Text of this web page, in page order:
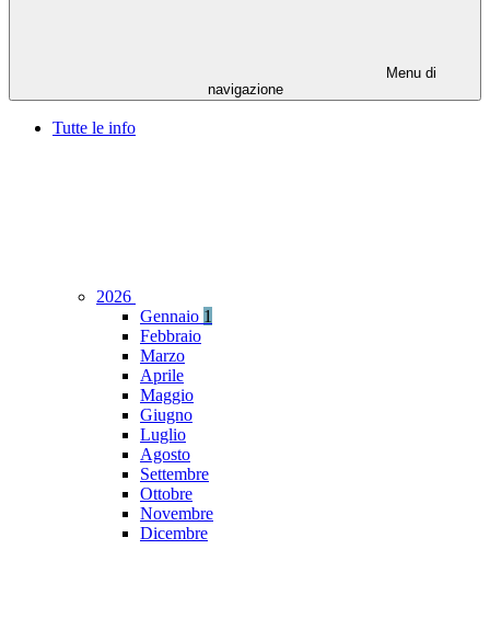
Menu di
navigazione
Tutte le info
2026
Gennaio 1
Febbraio
Marzo
Aprile
Maggio
Giugno
Luglio
Agosto
Settembre
Ottobre
Novembre
Dicembre